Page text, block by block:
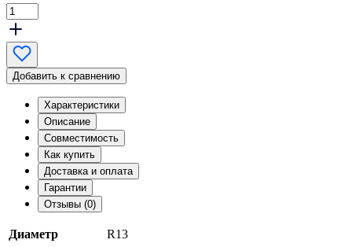
Добавить к сравнению
Характеристики
Описание
Совместимость
Как купить
Доставка и оплата
Гарантии
Отзывы (0)
Диаметр
R13